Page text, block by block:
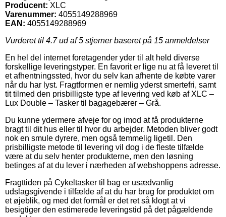
Producent: XLC
Varenummer: 4055149288969
EAN: 4055149288969
Vurderet til 4.7ud af 5 stjerner baseret på 15 anmeldelser
En hel del internet foretagender yder til alt held diverse
forskellige leveringstyper. En favorit er lige nu at få leveret til
et afhentningssted, hvor du selv kan afhente de købte varer
når du har lyst. Fragtformen er nemlig yderst smertefri, samt
tit tilmed den prisbilligste type af levering ved køb af XLC –
Lux Double – Tasker til bagagebærer – Grå.
Du kunne ydermere afveje for og imod at få produkterne
bragt til dit hus eller til hvor du arbejder. Metoden bliver godt
nok en smule dyrere, men også temmelig ligetil. Den
prisbilligste metode til levering vil dog i de fleste tilfælde
være at du selv henter produkterne, men den løsning
betinges af at du lever i nærheden af webshoppens adresse.
Fragttiden på Cykeltasker til bag er usædvanlig
udslagsgivende i tilfælde af at du har brug for produktet om
et øjeblik, og med det formål er det ret så klogt at vi
besigtiger den estimerede leveringstid på det pågældende